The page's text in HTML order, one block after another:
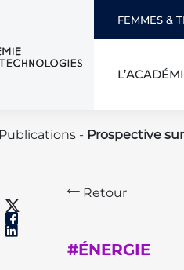
FEMMES &
Publications - Prospective
Retour
#ÉNERGIE